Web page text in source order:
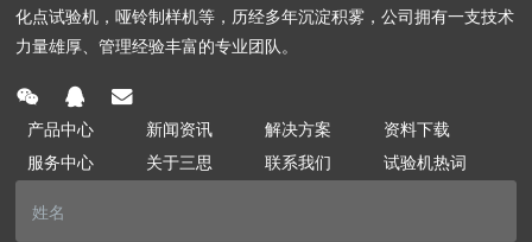
化点试验机，哑铃制样机等，历经多年沉淀积雾，公司拥有一支技术
力量雄厚、管理经验丰富的专业团队。
产品中心 新闻资讯 解决方案
资料下载
服务中心
关于三思 联系我们 试验机热词